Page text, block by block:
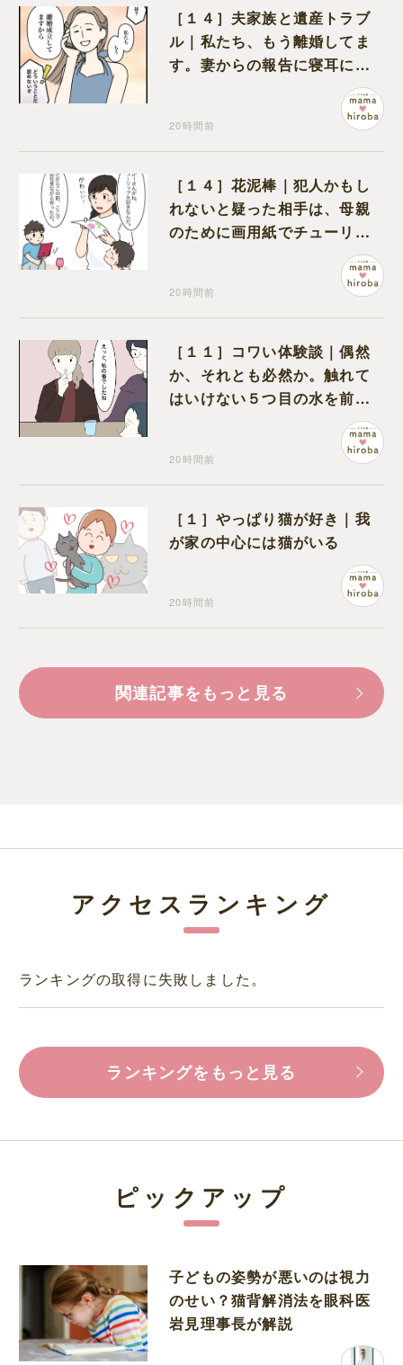
［１４］夫家族と遺産トラブ
ル｜私たち、もう離婚してま
す。妻からの報告に寝耳に水
20時間前
［１４］花泥棒｜犯人かもし
れないと疑った相手は、母親
のために画用紙でチューリッ
プを作っていただけだった
20時間前
［１１］コワい体験談｜偶然
か、それとも必然か。触れて
はいけない５つ目の水を前に
20時間前
［１］やっぱり猫が好き｜我
が家の中心には猫がいる
20時間前
関連記事をもっと見る
アクセスランキング
ランキングの取得に失敗しました。
ランキングをもっと見る
ピックアップ
子どもの姿勢が悪いのは視力
のせい？猫背解消法を眼科医
岩見理事長が解説